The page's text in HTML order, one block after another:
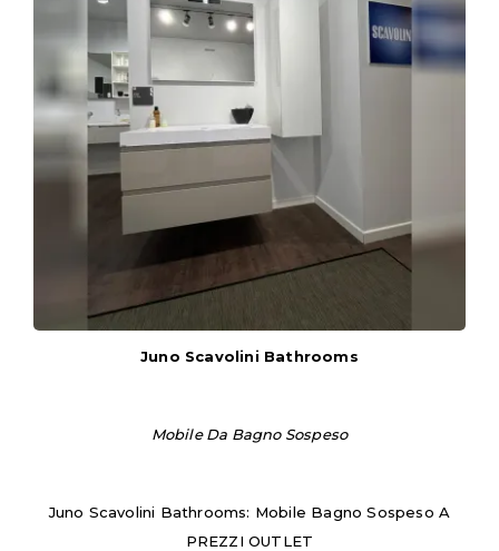
Juno Scavolini Bathrooms
Mobile Da Bagno Sospeso
Juno Scavolini Bathrooms: Mobile Bagno Sospeso A
PREZZI OUTLET